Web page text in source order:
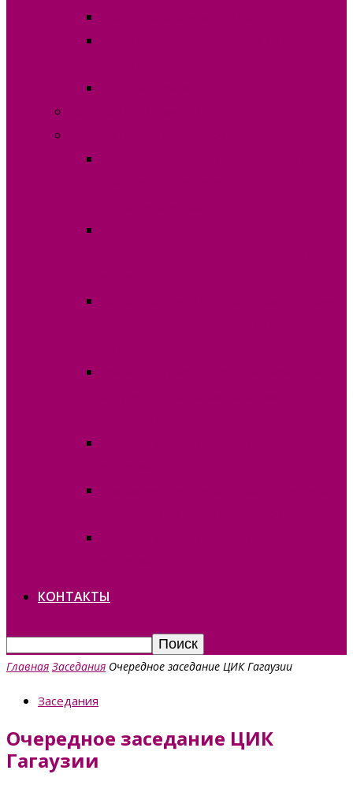
КОНТАКТЫ
Главная Заседания Очередное заседание ЦИК Гагаузии
Заседания
Очередное заседание ЦИК
Гагаузии